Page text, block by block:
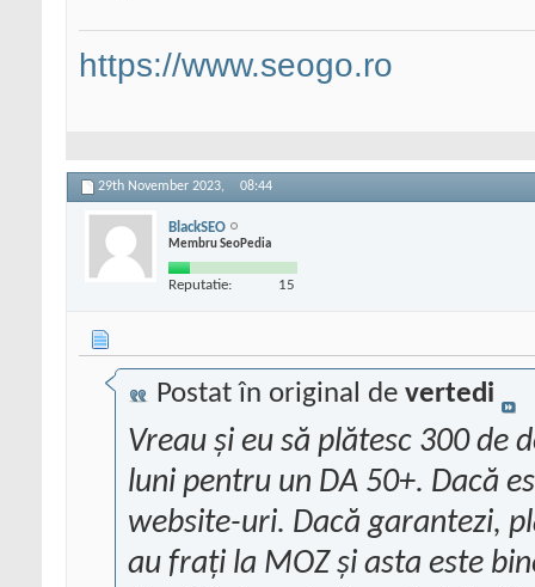
https://www.seogo.ro
29th November 2023, 08:44
BlackSEO
Membru SeoPedia
Reputatie: 15
Postat în original de vertedi
Vreau și eu să plătesc 300 de
luni pentru un DA 50+. Dacă
website-uri. Dacă garantezi,
au frați la MOZ și asta este